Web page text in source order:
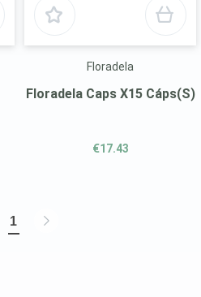
Floradela
Floradela Caps X15 Cáps(S)
€17.43
1